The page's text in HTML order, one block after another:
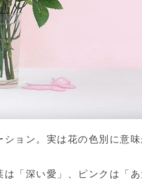
ョン。実は花の色別に意
「深い愛」、ピンクは「